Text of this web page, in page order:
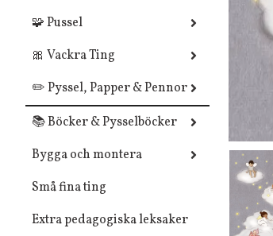
🧩 Pussel
🎀 Vackra Ting
✏️ Pyssel, Papper & Pennor
📚 Böcker & Pysselböcker
Bygga och montera
Små fina ting
Extra pedagogiska leksaker